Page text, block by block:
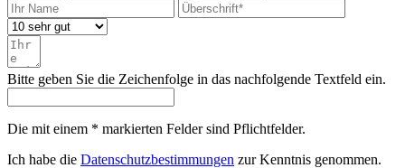
Bitte geben Sie die Zeichenfolge in das nachfolgende Textfeld ein.
Die mit einem * markierten Felder sind Pflichtfelder.
Ich habe die Datenschutzbestimmungen zur Kenntnis genommen.